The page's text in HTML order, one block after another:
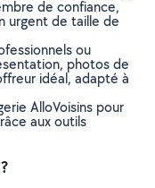
de confiance,
urgent de taille de
ou
photos de
idéal, adapté à
AlloVoisins pour
aux outils